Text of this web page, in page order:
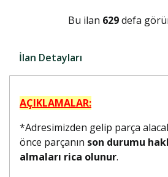
Bu ilan 629defa
İlan Detayları
AÇIKLAMALAR:
*Adresimizden gelip parça
önce parçanın son durumu
almaları rica olunur.